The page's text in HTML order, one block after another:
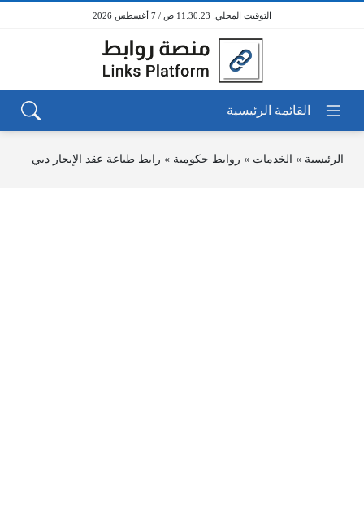
11:30:24 ص / 7 أغسطس 2026
الرئيسية » الخدمات » روابط حكومية » رابط طباعة عقد الإيجار دبي